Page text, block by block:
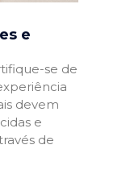
e
se de
devem
e
de